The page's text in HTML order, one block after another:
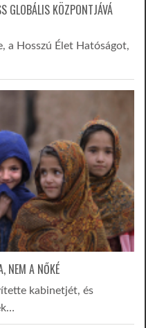
GLOBÁLIS KÖZPONTJÁVÁ
a Hosszú Élet Hatóságot,
NEM A NŐKÉ
kabinetjét, és